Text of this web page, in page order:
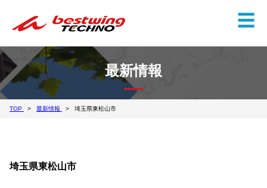
☰
✕
最新情報
TOP 最新情報 埼玉県東松山市
埼玉県東松山市